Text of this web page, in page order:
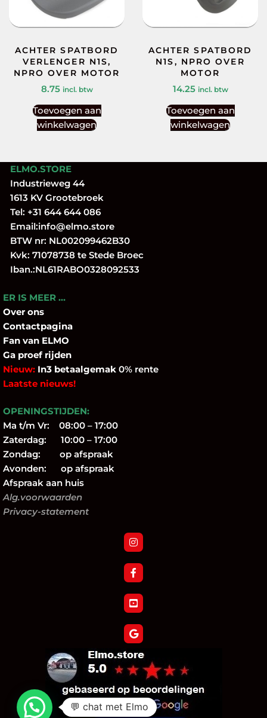
ACHTER SPATBORD
VERLENGER N1S,
NPRO OVER MOTOR
8.75 incl. btw
Toevoegen aan
winkelwagen
ACHTER SPATBORD
N1S, NPRO OVER
MOTOR
14.25 incl. btw
Toevoegen aan
winkelwagen
ELMO.STORE
Industrieweg 44
1613 KV Grootebroek
Tel: +31 644 644 086
Email:info@elmo.store
BTW nr: NL002099462B30
Kvk: 71078738 te Stede Broec
Iban.:NL61RABO0328092533
ER IS MEER …
Over ons
Contactpagina
Fan van ELMO
Ga proef rijden
Nieuw: In3 betaalgemak 0% rente
Laatste nieuws!
OPENINGSTIJDEN:
Ma t/m Vr: 08:00 – 17:00
Zaterdag: 10:00 – 17:00
Zondag: op afspraak
Avonden: op afspraak
Afspraak aan huis
Alg.voorwaarden
Privacy-statement
💬 chat met Elmo